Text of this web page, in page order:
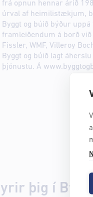
frá opnun hennar árið
úrval af heimilistækjum,
Byggt og búið býður
framleiðendum á borð
Fissler, WMF, Villeroy
Byggt og búið lagt
þjónustu. Á
þig í